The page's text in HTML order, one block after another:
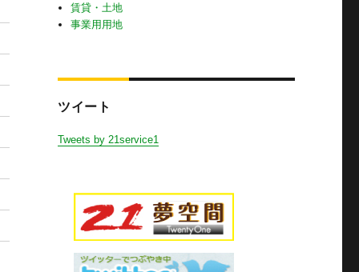
賃貸・土地
事業用用地
ツイート
Tweets by 21service1